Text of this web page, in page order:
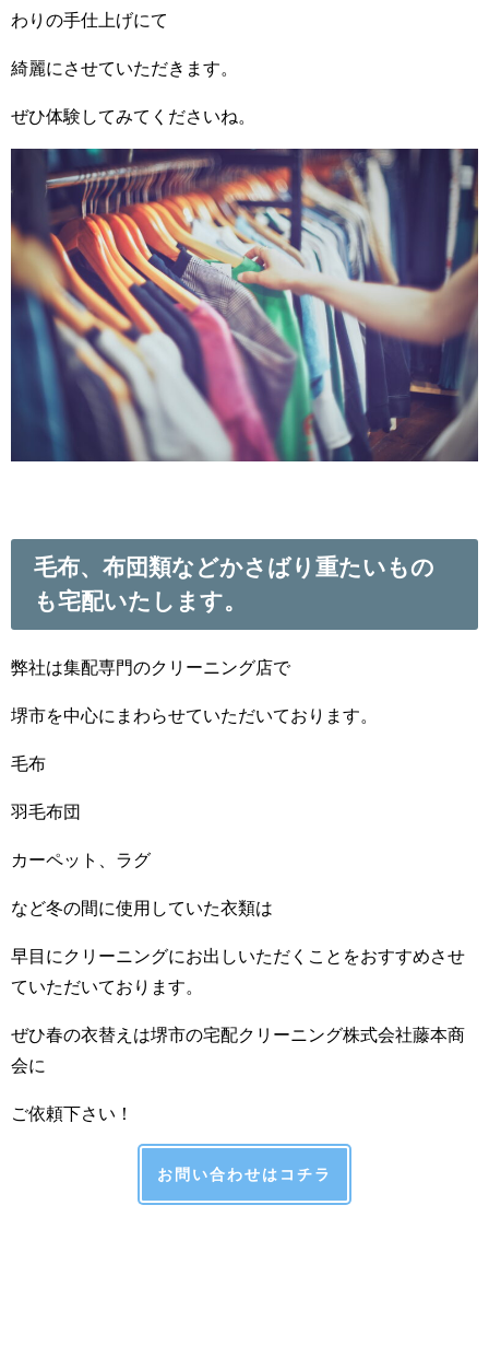
わりの手仕上げにて
綺麗にさせていただきます。
ぜひ体験してみてくださいね。
毛布、布団類などかさばり重たいもの
も宅配いたします。
弊社は集配専門のクリーニング店で
堺市を中心にまわらせていただいております。
毛布
羽毛布団
カーペット、ラグ
など冬の間に使用していた衣類は
早目にクリーニングにお出しいただくことをおすすめさせ
ていただいております。
ぜひ春の衣替えは堺市の宅配クリーニング株式会社藤本商
会に
ご依頼下さい！
お問い合わせはコチラ